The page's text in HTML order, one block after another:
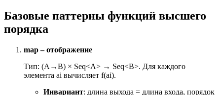
Базовые паттерны функций высшего
порядка
map – отображение
Тип: (A→B) × Seq<A> → Seq<B>. Для каждого
элемента ai вычисляет f(ai).
Инвариант: длина выхода = длина входа, порядок